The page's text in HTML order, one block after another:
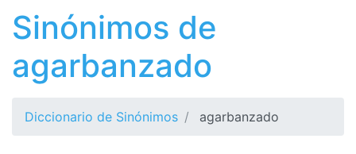
Sinónimos de
agarbanzado
Diccionario de Sinónimos agarbanzado